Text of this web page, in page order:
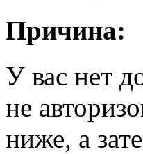
Причина:
У вас нет
не
ниже, а